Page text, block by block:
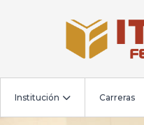
Institución Carreras